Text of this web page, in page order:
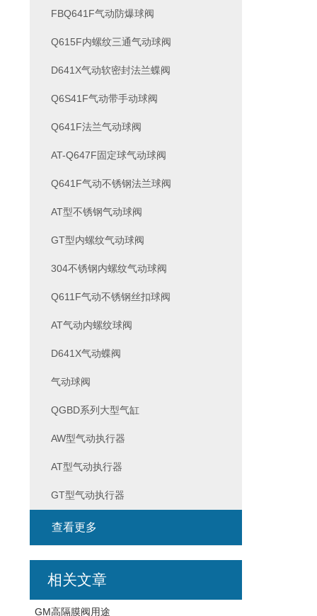
FBQ641F气动防爆球阀
Q615F内螺纹三通气动球阀
D641X气动软密封法兰蝶阀
Q6S41F气动带手动球阀
Q641F法兰气动球阀
AT-Q647F固定球气动球阀
Q641F气动不锈钢法兰球阀
AT型不锈钢气动球阀
GT型内螺纹气动球阀
304不锈钢内螺纹气动球阀
Q611F气动不锈钢丝扣球阀
AT气动内螺纹球阀
D641X气动蝶阀
气动球阀
QGBD系列大型气缸
AW型气动执行器
AT型气动执行器
GT型气动执行器
查看更多
相关文章
GM高隔膜阀用途